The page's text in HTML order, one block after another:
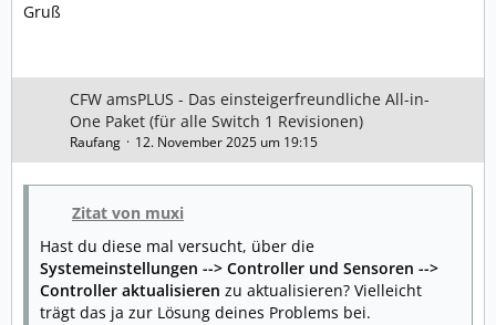
Gruß
CFW amsPLUS - Das einsteigerfreundliche All-in-
One Paket (für alle Switch 1 Revisionen)
Raufang 12. November 2025 um 19:15
Zitat von muxi
Hast du diese mal versucht, über die
Systemeinstellungen --> Controller und Sensoren -->
Controller aktualisieren zu aktualisieren? Vielleicht
trägt das ja zur Lösung deines Problems bei.